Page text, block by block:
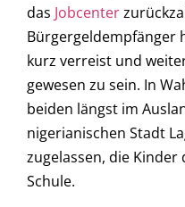
das Jobcenter
Bürgergeldempfänger
kurz verreist und
gewesen zu sein. In
beiden längst im
nigerianischen Stadt
zugelassen, die
Schule.